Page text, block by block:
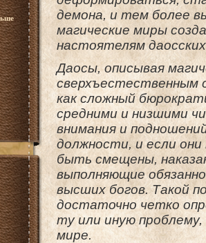
демона, и тем более
магические миры
настоятелям
Даосы, описывая
сверхъестественным
как сложный
средними и низшими
внимания и
должности, и если
быть смещены,
выполняющие
высших богов. Такой
достаточно четко
ту или иную
мире.